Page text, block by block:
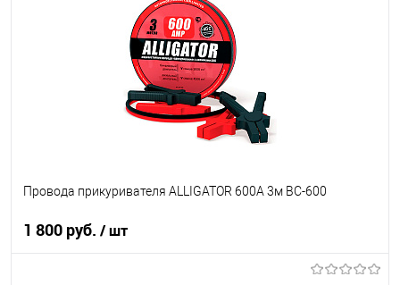
Провода прикуривателя ALLIGATOR 600А 3м BC-600
1 800 руб. / шт